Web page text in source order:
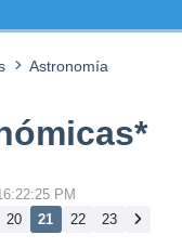
Astronomía
PM
20 21 22 23